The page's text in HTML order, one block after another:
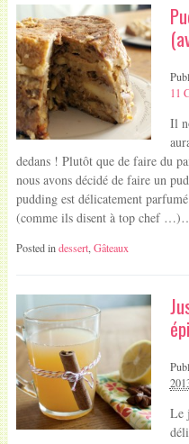
11
Il
dedans ! Plutôt que de faire du
nous avons décidé de faire un
pudding est délicatement
(comme ils disent à top chef
Posted indessert, Gâteaux
Le